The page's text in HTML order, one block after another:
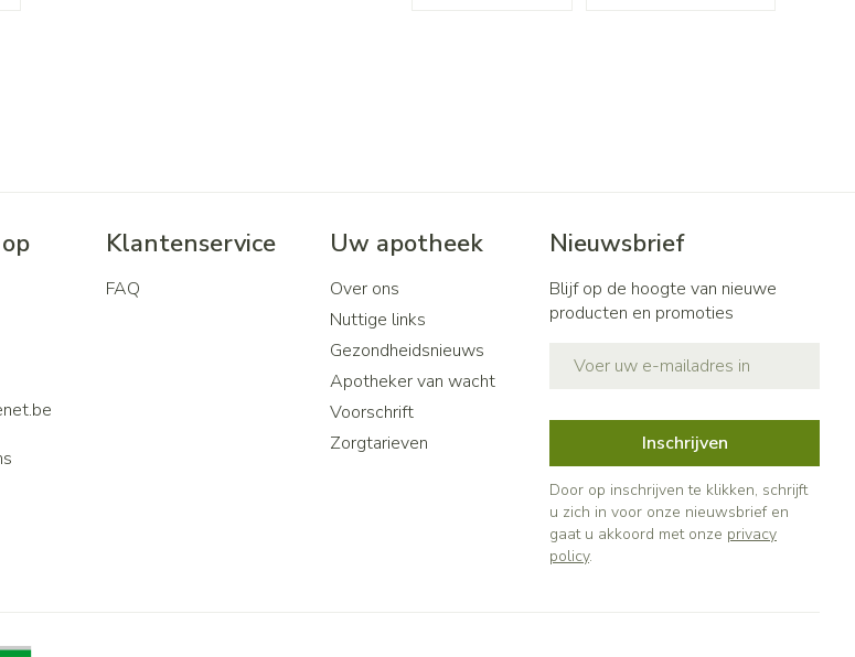
Klantenservice
FAQ
Uw apotheek
Over ons
Nuttige links
Gezondheidsnieuws
Apotheker van wacht
Voorschrift
Zorgtarieven
Nieuwsbrief
Blijf op de hoogte van nieuwe
producten en promoties
Inschrijven
Door op inschrijven te klikken, schrijft
u zich in voor onze nieuwsbrief en
gaat u akkoord met onze privacy
policy.